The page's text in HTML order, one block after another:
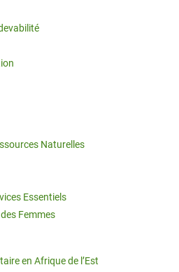
Naturelles
Essentiels
Femmes
en Afrique de l’Est